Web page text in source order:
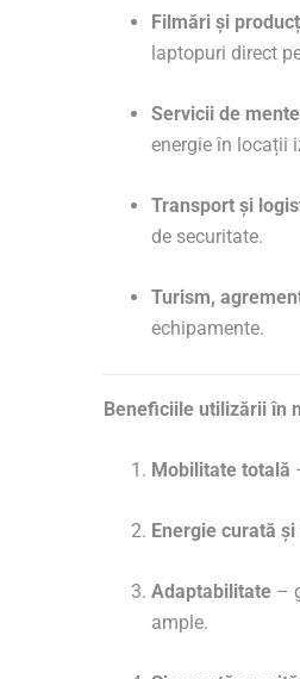
Filmări și
laptopuri direct
Servicii de
energie în locații
Transport și
de securitate.
Turism,
echipamente.
Beneficiile utilizării în
Mobilitate totală
Energie curată
Adaptabilitate –
ample.